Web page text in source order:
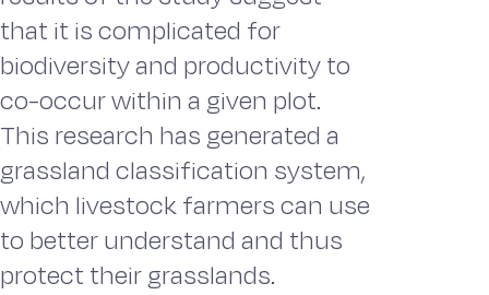
that it is complicated for
biodiversity and productivity to
co-occur within a given plot.
This research has generated a
grassland classification system,
which livestock farmers can use
to better understand and thus
protect their grasslands.